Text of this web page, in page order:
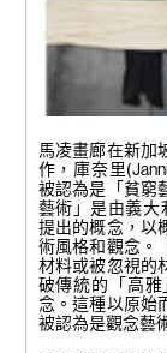
馬凌畫廊在新加
作，庫奈里
被認為是「貧窮
藝術」是由義大
提出的概念，以
術風格和觀念。
材料或被忽視的
破傳統的「高
念。這種以原始
被認為是觀念藝
200 x 180 x 15 cm
2011
鐵片、外套、白
鐵鉤
200 x 180 x 20